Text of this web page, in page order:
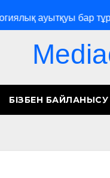
ауытқуы бар
БІЗБЕН БАЙЛАНЫСУ